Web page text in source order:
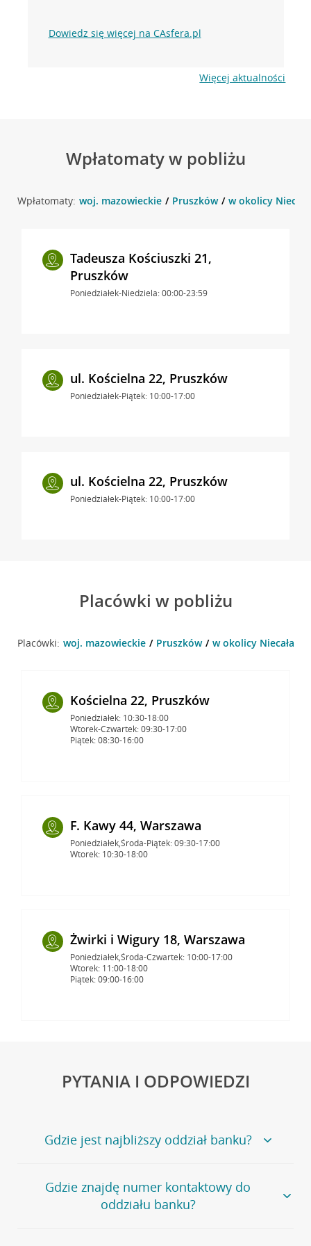
Dowiedz się więcej na CAsfera.pl
Więcej aktualności
Wpłatomaty w pobliżu
Wpłatomaty: woj. mazowieckie Pruszków w okolicy
Tadeusza Kościuszki 21,
Pruszków
Poniedziałek-Niedziela: 00:00-23:59
ul. Kościelna 22, Pruszków
Poniedziałek-Piątek: 10:00-17:00
ul. Kościelna 22, Pruszków
Poniedziałek-Piątek: 10:00-17:00
Placówki w pobliżu
Placówki: woj. mazowieckie Pruszków w okolicy Niecała
Kościelna 22, Pruszków
Poniedziałek: 10:30-18:00
Wtorek-Czwartek: 09:30-17:00
Piątek: 08:30-16:00
F. Kawy 44, Warszawa
Poniedziałek,Środa-Piątek: 09:30-17:00
Wtorek: 10:30-18:00
Żwirki i Wigury 18, Warszawa
Poniedziałek,Środa-Czwartek: 10:00-17:00
Wtorek: 11:00-18:00
Piątek: 09:00-16:00
PYTANIA I ODPOWIEDZI
Gdzie jest najbliższy oddział banku?
Jeśli szukasz oddziału naszego banku, zapraszamy na
stronęPlacówki i bankomaty, na której znajduje się
wygodna wyszukiwarka.
Gdzie znajdę numer kontaktowy do
oddziału banku?